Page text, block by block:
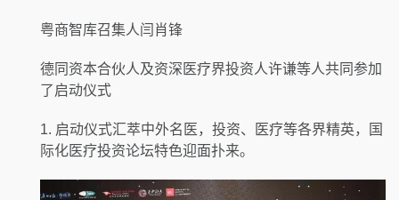
粤商智库召集人闫肖锋
德同资本合伙人及资深医疗界投资人许谦等人共同参加
了启动仪式
1. 启动仪式汇萃中外名医，投资、医疗等各界精英，国
际化医疗投资论坛特色迎面扑来。